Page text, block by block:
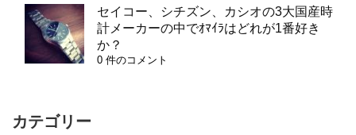
セイコー、シチズン、カシオの3大国産時
計メーカーの中でｵﾏｲﾗはどれが1番好き
か？
0 件のコメント
カテゴリー